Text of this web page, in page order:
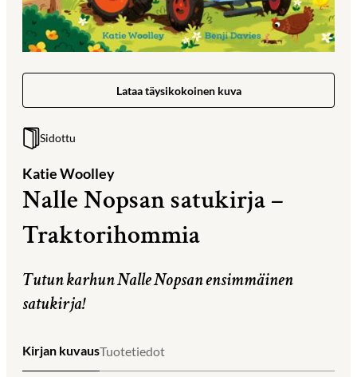
Lataa täysikokoinen kuva
Sidottu
Katie Woolley
Nalle Nopsan satukirja –
Traktorihommia
Tutun karhun Nalle Nopsan ensimmäinen
satukirja!
Kirjan kuvausTuotetiedot